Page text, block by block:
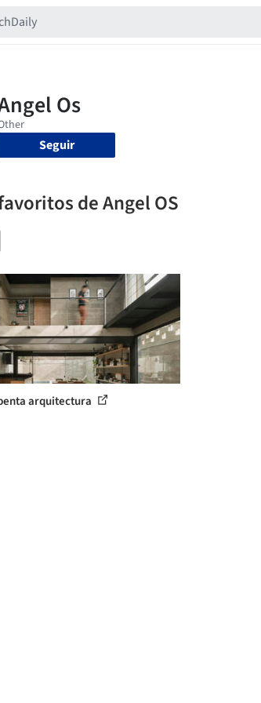
Seguir
de Angel OS
arquitectura